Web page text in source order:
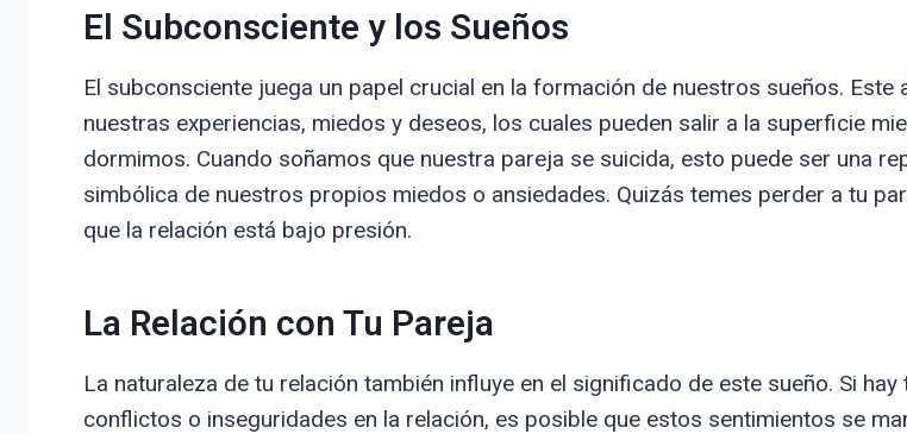
El Subconsciente y los Sueños
El subconsciente juega un papel crucial en la formación de nuestros sueños. Este
nuestras experiencias, miedos y deseos, los cuales pueden salir a la superficie
dormimos. Cuando soñamos que nuestra pareja se suicida, esto puede ser una
simbólica de nuestros propios miedos o ansiedades. Quizás temes perder a tu
que la relación está bajo presión.
La Relación con Tu Pareja
La naturaleza de tu relación también influye en el significado de este sueño. Si hay
conflictos o inseguridades en la relación, es posible que estos sentimientos se